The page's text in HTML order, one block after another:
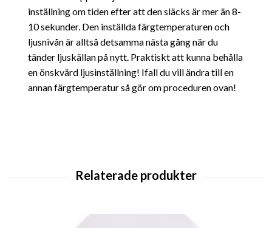
inställning om tiden efter att den släcks är mer än 8-
10 sekunder. Den inställda färgtemperaturen och
ljusnivån är alltså detsamma nästa gång när du
tänder ljuskällan på nytt. Praktiskt att kunna behålla
en önskvärd ljusinställning! Ifall du vill ändra till en
annan färgtemperatur så gör om proceduren ovan!